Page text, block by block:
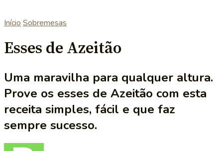
Início Sobremesas
Esses de Azeitão
Uma maravilha para qualquer altura.
Prove os esses de Azeitão com esta
receita simples, fácil e que faz
sempre sucesso.